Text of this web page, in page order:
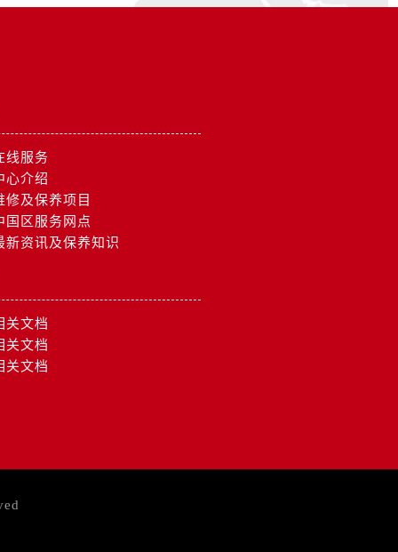
线服务
心介绍
修及保养项目
国区服务网点
新资讯及保养知识
关文档
关文档
关文档